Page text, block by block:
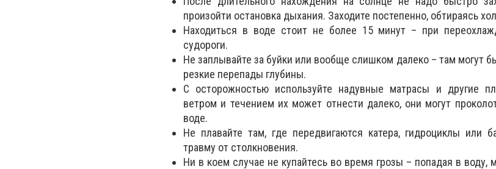
произойти остановка дыхания. Заходите постепенно, обтираясь
Находиться в воде стоит не более 15 минут – при
судороги.
Не заплывайте за буйки или вообще слишком далеко – там могут
резкие перепады глубины.
С осторожностью используйте надувные матрасы и другие
ветром и течением их может отнести далеко, они могут
воде.
Не плавайте там, где передвигаются катера, гидроциклы или
травму от столкновения.
Ни в коем случае не купайтесь во время грозы – попадая в воду,